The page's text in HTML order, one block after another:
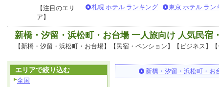
【注目のエリ
ア】
札幌 ホテル ランキング 東京 ホテル ラン
新橋・汐留・浜松町・お台場 一人旅向け 人気民
【新橋・汐留・浜松町・お台場】【民宿・ペンション】【ビジネス】
新橋・汐留・浜松町・お
エリアで絞り込む
全国